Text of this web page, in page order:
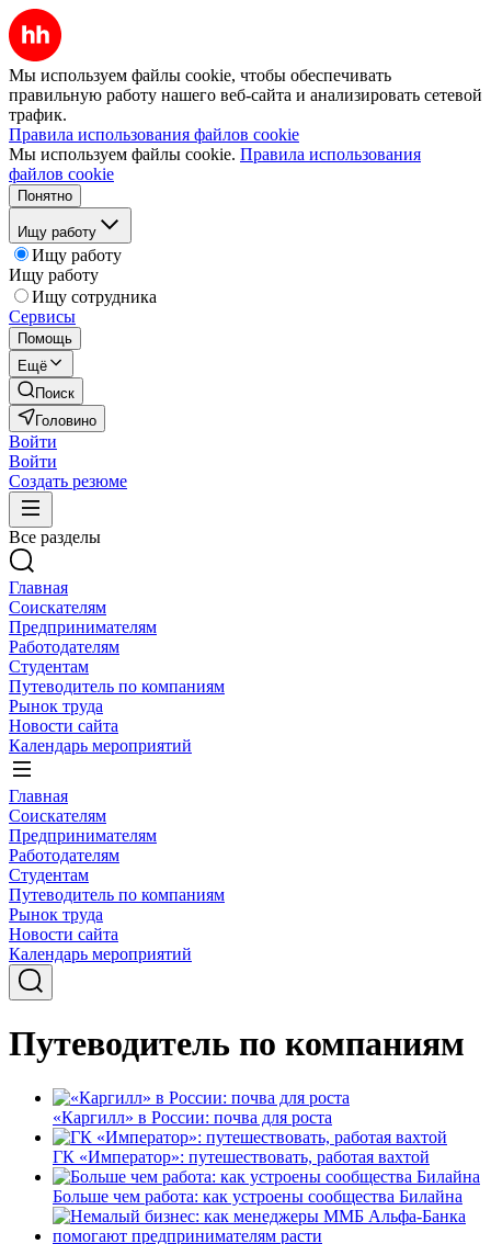
Мы используем файлы cookie, чтобы обеспечивать
правильную работу нашего веб-сайта и анализировать сетевой
трафик.
Правила использования файлов cookie
Мы используем файлы cookie. Правила использования
файлов cookie
Понятно
Ищу работу
Ищу работу
Ищу работу
Ищу сотрудника
Сервисы
Помощь
Ещё
Поиск
Головино
Войти
Войти
Создать резюме
Все разделы
Главная
Соискателям
Предпринимателям
Работодателям
Студентам
Путеводитель по компаниям
Рынок труда
Новости сайта
Календарь мероприятий
Главная
Соискателям
Предпринимателям
Работодателям
Студентам
Путеводитель по компаниям
Рынок труда
Новости сайта
Календарь мероприятий
Путеводитель по компаниям
«Каргилл» в России: почва для роста
ГК «Император»: путешествовать, работая вахтой
Больше чем работа: как устроены сообщества Билайна